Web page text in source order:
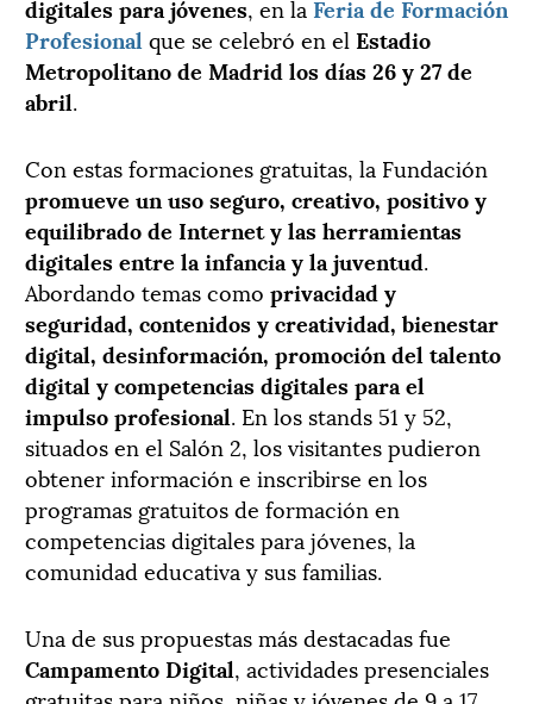
digitales para jóvenes, en la Feria de Formación
Profesional que se celebró en el Estadio
Metropolitano de Madrid los días 26 y 27 de
abril.
Con estas formaciones gratuitas, la Fundación
promueve un uso seguro, creativo, positivo y
equilibrado de Internet y las herramientas
digitales entre la infancia y la juventud.
Abordando temas como privacidad y
seguridad, contenidos y creatividad, bienestar
digital, desinformación, promoción del talento
digital y competencias digitales para el
impulso profesional. En los stands 51 y 52,
situados en el Salón 2, los visitantes pudieron
obtener información e inscribirse en los
programas gratuitos de formación en
competencias digitales para jóvenes, la
comunidad educativa y sus familias.
Una de sus propuestas más destacadas fue
CampamentoDigital, actividades presenciales